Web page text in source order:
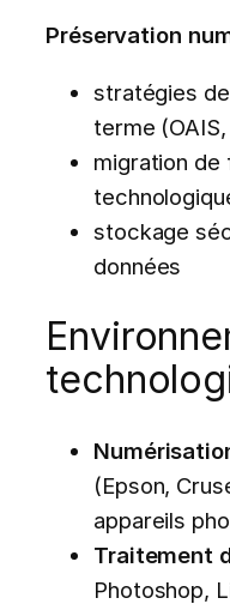
Préservation
stratégies
terme (OAIS,
migration
stockage
données
(Epson,
appareils
Traitement
Photoshop,